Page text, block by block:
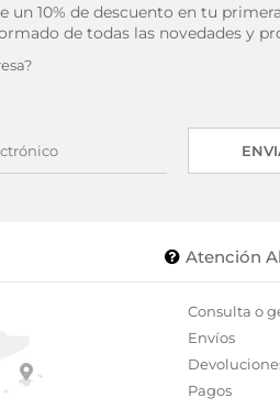
un 10% de descuento en tu
de todas las novedades y
Atención
Consulta o
Envíos
Pagos